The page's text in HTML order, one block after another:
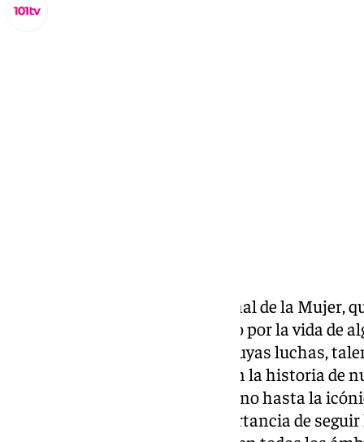
En el marco del Día Internacional de la Mujer,
tiene sentido hacer un recorrido por la vida de
más influyentes, cuyas luchas,
dejado una huella imborrable en la historia de
la ilustre filósofa María Zambrano hasta la
mujeres nos recuerdan la importancia de